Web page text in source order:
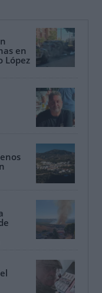
en
López